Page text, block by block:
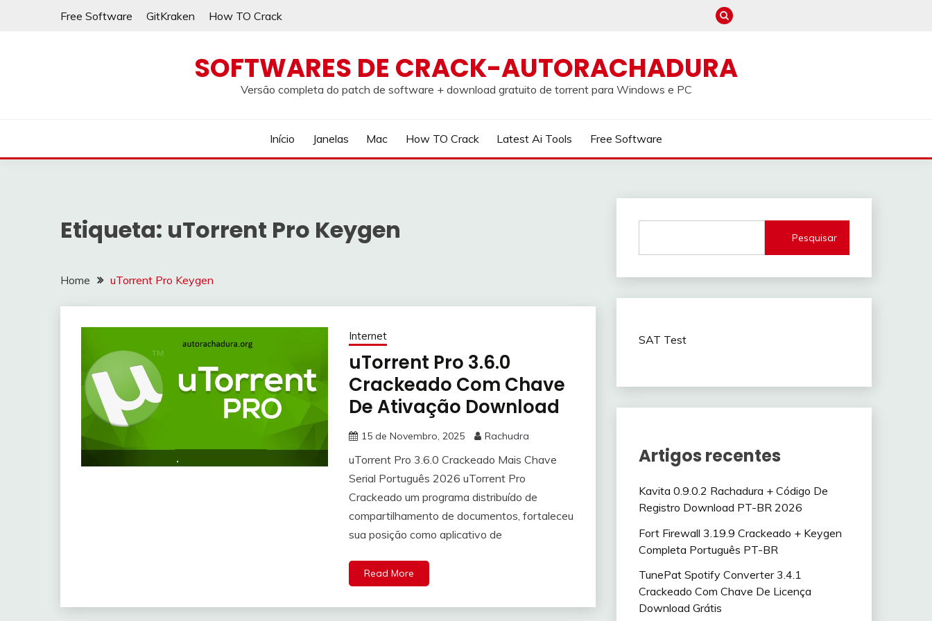
Free Software GitKraken How TO Crack
SOFTWARES DE CRACK-AUTORACHADURA
Versão completa do patch de software + download gratuito de torrent para Windows e PC
Início Janelas Mac How TO Crack Latest Ai Tools Free Software
Etiqueta: uTorrent Pro Keygen
Home uTorrent Pro Keygen
Internet
uTorrent Pro 3.6.0
Crackeado Com Chave
De Ativação Download
15 de Novembro, 2025 Rachudra
uTorrent Pro 3.6.0 Crackeado Mais Chave
Serial Português 2026 uTorrent Pro
Crackeado um programa distribuído de
compartilhamento de documentos, fortaleceu
sua posição como aplicativo de
Read More
Pesquisar
SAT Test
Artigos recentes
Kavita 0.9.0.2 Rachadura + Código De
Registro Download PT-BR 2026
Fort Firewall 3.19.9 Crackeado + Keygen
Completa Português PT-BR
TunePat Spotify Converter 3.4.1
Crackeado Com Chave De Licença
Download Grátis